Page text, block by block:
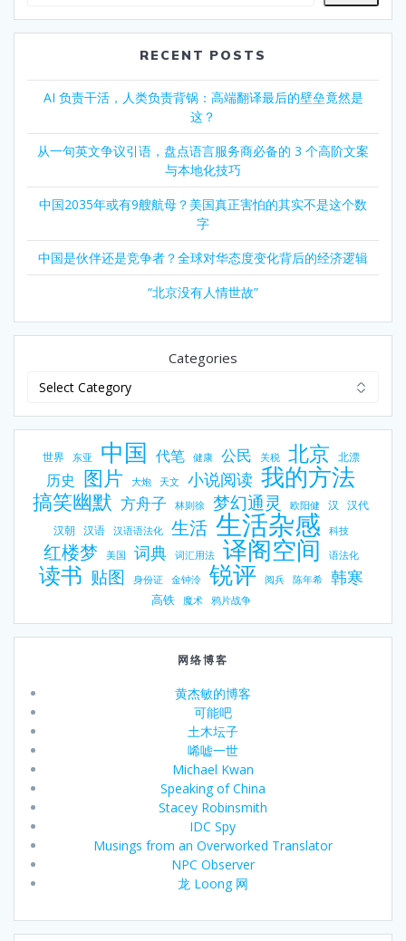
RECENT POSTS
AI 负责干活，人类负责背锅：高端翻译最后的壁垒竟然是
这？
从一句英文争议引语，盘点语言服务商必备的 3 个高阶文案
与本地化技巧
中国2035年或有9艘航母？美国真正害怕的其实不是这个数
字
中国是伙伴还是竞争者？全球对华态度变化背后的经济逻辑
“北京没有人情世故”
Categories
世界 东亚 中国 代笔 健康 公民 关税 北京 北漂
历史 图片 大炮 天文 小说阅读 我的方法
搞笑幽默 方舟子 林则徐 梦幻通灵 欧阳健 汉 汉代
汉朝 汉语 汉语语法化 生活 生活杂感 科技
红楼梦 美国 词典 词汇用法 译阁空间 语法化
读书 贴图 身份证 金钟泠 锐评 阅兵 陈年希 韩寒
高铁 魔术 鸦片战争
网络博客
黄杰敏的博客
可能吧
土木坛子
唏嘘一世
Michael Kwan
Speaking of China
Stacey Robinsmith
IDC Spy
Musings from an Overworked Translator
NPC Observer
龙 Loong 网